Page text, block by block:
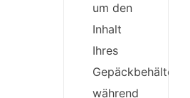
um den
Inhalt
Ihres
Gepäckbehälters
während